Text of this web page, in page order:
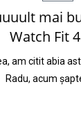
mai
Watch Fit
am citit abia
Radu, acum